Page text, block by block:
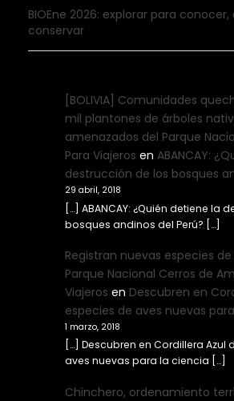
BIOEne 2026: explorar para
conservar
[BOLIVIA] Comunidades
mil plantones de árboles
amenazados del Parque
Para Viajeros en ABANCAY:
destrucción de los bosques
29 abril, 2018
[…] ABANCAY: ¿Quién detiene la
bosques andinos del Perú? […]
Registran nuevas especies
Parque Nacional Cerros de
Viajeros en Descubren en
especies de aves nuevas
1 marzo, 2018
[…] Descubren en Cordillera Azul
aves nuevas para la ciencia […]
Chinchero, ordenamiento